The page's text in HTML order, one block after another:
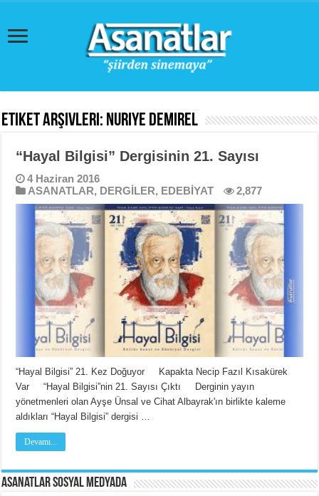
Etiket Arşivleri: Nuriye Demirel
“Hayal Bilgisi” Dergisinin 21. Sayısı
4 Haziran 2016
ASANATLAR, DERGİLER, EDEBİYAT 2,877
“Hayal Bilgisi” 21. Kez Doğuyor Kapakta Necip Fazıl Kısakürek
Var “Hayal Bilgisi”nin 21. Sayısı Çıktı Derginin yayın
yönetmenleri olan Ayşe Ünsal ve Cihat Albayrak'ın birlikte kaleme
aldıkları “Hayal Bilgisi” dergisi …
Devamı...
Asanatlar Sosyal Medyada